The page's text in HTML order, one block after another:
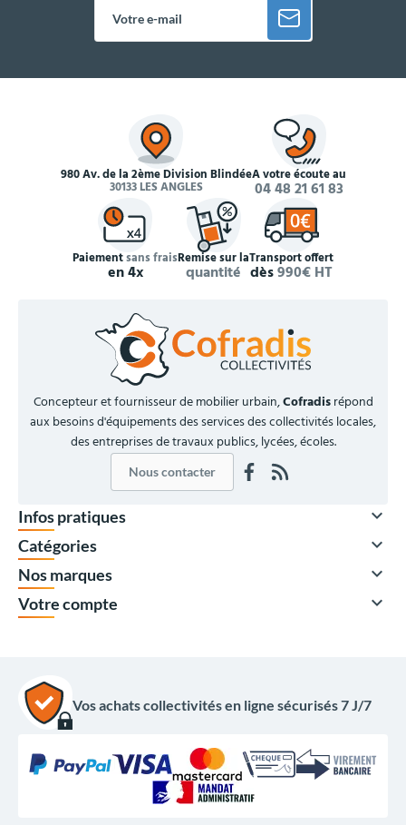
980 Av. de la 2ème Division Blindée
30133 LES ANGLES
À votre écoute au
04 48 21 61 83
Paiementsans frais
en 4x
Remise sur la
quantité
Transport offert
dès990€ HT
Concepteur et fournisseur de mobilier urbain,Cofradisrépond
aux besoins d'équipements des services des collectivités locales,
des entreprises de travaux publics, lycées, écoles.
Nous contacter
Infos pratiques 
Catégories 
Nos marques 
Votre compte 
Vos achats collectivités en ligne sécurisés 7 J/7